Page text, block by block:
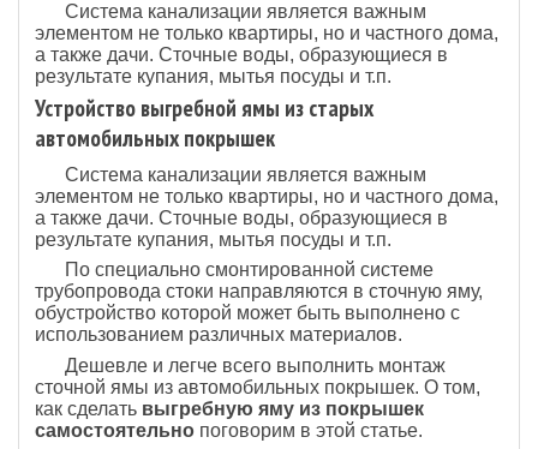
Система канализации является важным
элементом не только квартиры, но и частного дома,
а также дачи. Сточные воды, образующиеся в
результате купания, мытья посуды и т.п.
Устройство выгребной ямы из старых
автомобильных покрышек
Система канализации является важным
элементом не только квартиры, но и частного дома,
а также дачи. Сточные воды, образующиеся в
результате купания, мытья посуды и т.п.
По специально смонтированной системе
трубопровода стоки направляются в сточную яму,
обустройство которой может быть выполнено с
использованием различных материалов.
Дешевле и легче всего выполнить монтаж
сточной ямы из автомобильных покрышек. О том,
как сделать выгребную яму из покрышек
самостоятельнопоговорим в этой статье.